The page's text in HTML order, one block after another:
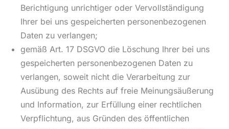
Berichtigung unrichtiger oder Vervollständigung
Ihrer bei uns gespeicherten personenbezogenen
Daten zu verlangen;
gemäß Art. 17 DSGVO die Löschung Ihrer bei uns
gespeicherten personenbezogenen Daten zu
verlangen, soweit nicht die Verarbeitung zur
Ausübung des Rechts auf freie Meinungsäußerung
und Information, zur Erfüllung einer rechtlichen
Verpflichtung, aus Gründen des öffentlichen